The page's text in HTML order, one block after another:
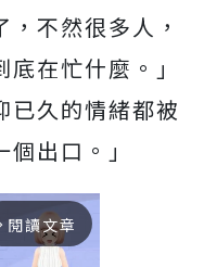
不然很多人，
在忙什麼。」
已久的情緒都被
出口。」
閱讀文章